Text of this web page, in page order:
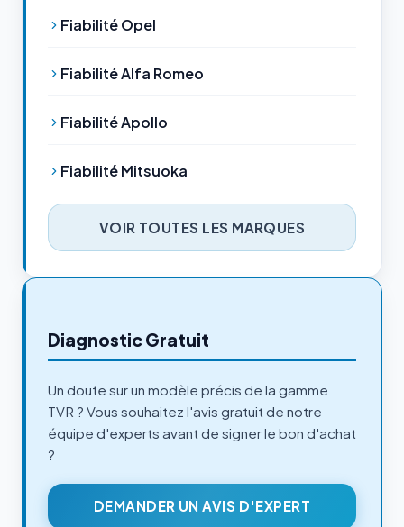
Fiabilité Opel
Fiabilité Alfa Romeo
Fiabilité Apollo
Fiabilité Mitsuoka
VOIR TOUTES LES MARQUES
Diagnostic Gratuit
Un doute sur un modèle précis de la gamme
TVR ? Vous souhaitez l'avis gratuit de notre
équipe d'experts avant de signer le bon d'achat
?
DEMANDER UN AVIS D'EXPERT